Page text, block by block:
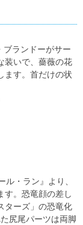
ブランドーがサー
装いで、薔薇の花
ます。首だけの状
ル・ラン』より、
す。恐竜顔の差し
ターズ」の恐竜化
尻尾パーツは両脚